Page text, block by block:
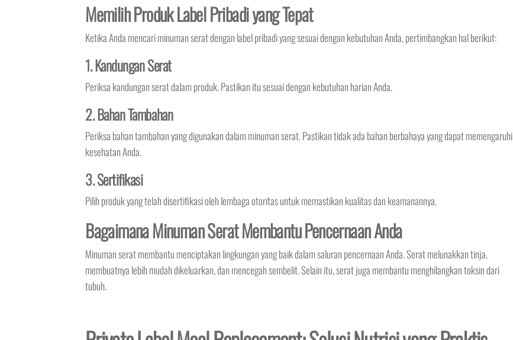
Memilih Produk Label Pribadi yang Tepat
Ketika Anda mencari minuman serat dengan label pribadi yang sesuai dengan kebutuhan Anda, pertimbangkan hal berikut:
1. Kandungan Serat
Periksa kandungan serat dalam produk. Pastikan itu sesuai dengan kebutuhan harian Anda.
2. Bahan Tambahan
Periksa bahan tambahan yang digunakan dalam minuman serat. Pastikan tidak ada bahan berbahaya yang dapat memengaruhi
kesehatan Anda.
3. Sertifikasi
Pilih produk yang telah disertifikasi oleh lembaga otoritas untuk memastikan kualitas dan keamanannya.
Bagaimana Minuman Serat Membantu Pencernaan Anda
Minuman serat membantu menciptakan lingkungan yang baik dalam saluran pencernaan Anda. Serat melunakkan tinja,
membuatnya lebih mudah dikeluarkan, dan mencegah sembelit. Selain itu, serat juga membantu menghilangkan toksin dari
tubuh.